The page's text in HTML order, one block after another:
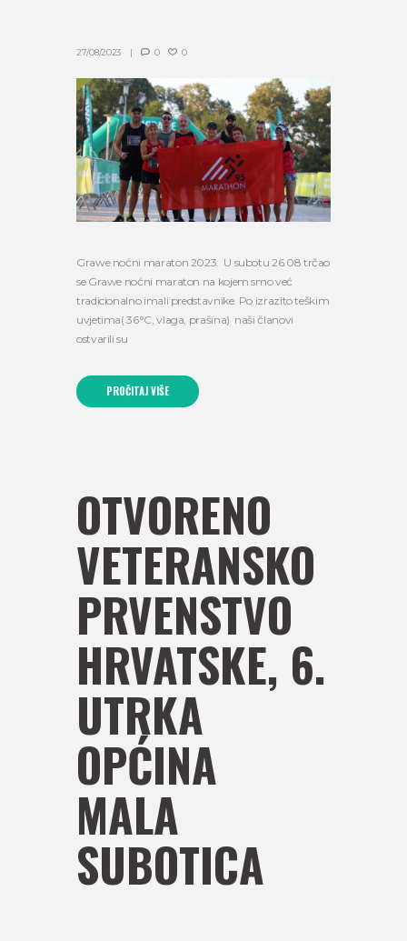
27/08/2023 0 0
Grawe noćni maraton 2023. U subotu 26.08 trčao
se Grawe noćni maraton na kojem smo već
tradicionalno imali predstavnike. Po izrazito teškim
uvjetima( 36°C, vlaga, prašina) naši članovi
ostvarili su
PROČITAJ VIŠE
OTVORENO
VETERANSKO
PRVENSTVO
HRVATSKE, 6.
UTRKA
OPĆINA
MALA
SUBOTICA